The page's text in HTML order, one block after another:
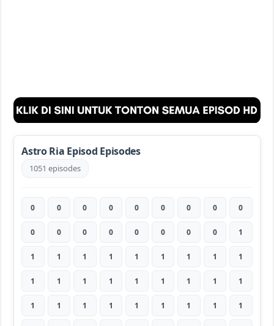
Astro Ria Episod Episodes
1051 episodes
0 0 0 0 0 0 0 0 0
0 0 0 0 0 0 0 0 1
1 1 1 1 1 1 1 1 1
1 1 1 1 1 1 1 1 1
1 1 1 1 1 1 1 1 1